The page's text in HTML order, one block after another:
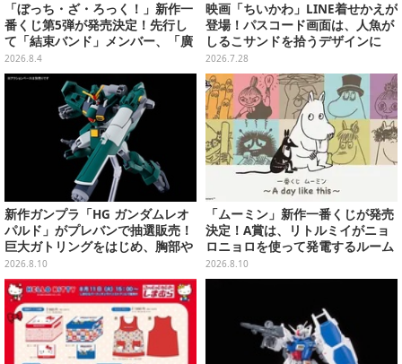
「ぼっち・ざ・ろっく！」新作一
番くじ第5弾が発売決定！先行し
て「結束バンド」メンバー、「廣
井きくり」のメイド衣装フィギュ
アを公開
2026.8.4
映画「ちいかわ」LINE着せかえが
登場！パスコード画面は、人魚が
しるこサンドを拾うデザインに
2026.7.28
新作ガンプラ「HG ガンダムレオ
パルド」がプレバンで抽選販売！
巨大ガトリングをはじめ、胸部や
肩にも武装搭載の重火力モビルス
ーツ
2026.8.10
「ムーミン」新作一番くじが発売
決定！A賞は、リトルミイがニョ
ロニョロを使って発電するルーム
ライト
2026.8.10